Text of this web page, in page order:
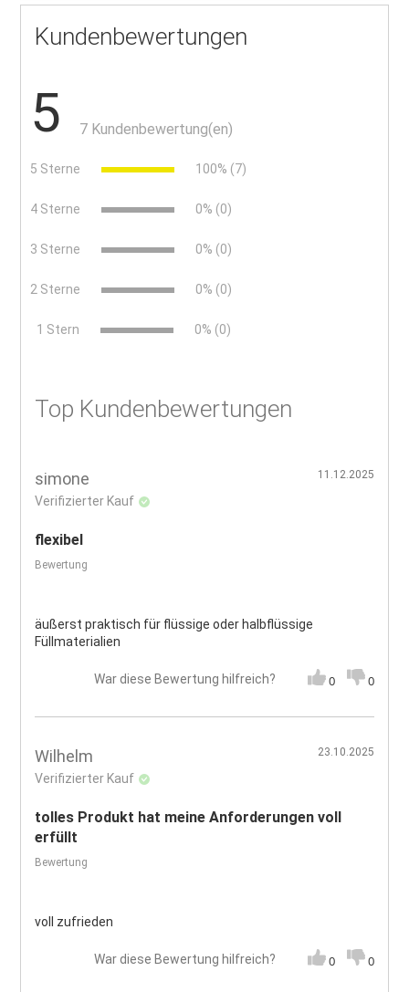
Kundenbewertungen
5 7 Kundenbewertung(en)
5 Sterne 100% (7)
4 Sterne 0% (0)
3 Sterne 0% (0)
2 Sterne 0% (0)
1 Stern 0% (0)
Top Kundenbewertungen
simone
Verifizierter Kauf
11.12.2025
flexibel
Bewertung
äußerst praktisch für flüssige oder halbflüssige
Füllmaterialien
War diese Bewertung hilfreich? 0 0
Wilhelm
Verifizierter Kauf
23.10.2025
tolles Produkt hat meine Anforderungen voll
erfüllt
Bewertung
voll zufrieden
War diese Bewertung hilfreich? 0 0